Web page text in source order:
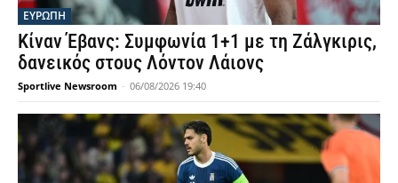
ΕΥΡΩΠΗ
Κίναν Έβανς: Συμφωνία 1+1 με τη Ζάλγκιρις,
δανεικός στους Λόντον Λάιονς
Sportlive Newsroom - 06/08/2026 19:40